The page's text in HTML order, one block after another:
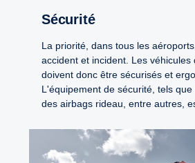
Sécurité
La priorité, dans tous les
accident et incident. Les véhicules
doivent donc être sécurisés et
L'équipement de sécurité, tels
des airbags rideau, entre autres,